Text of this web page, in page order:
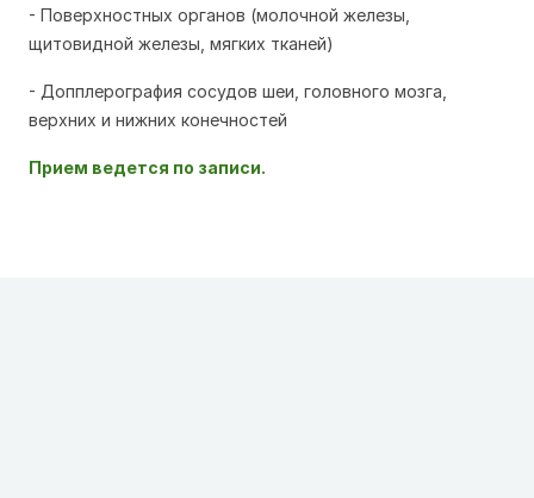
- Поверхностных органов (молочной железы,
щитовидной железы, мягких тканей)
- Допплерография сосудов шеи, головного мозга,
верхних и нижних конечностей
Прием ведется по записи.